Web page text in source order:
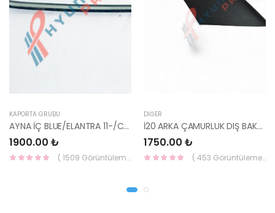
KAPORTA GRUBU
AYNA İÇ BLUE/ELANTRA 11-/CEED 10-/RİO 12-/SPORTAGE 11- 85101-3X100-HMC
1900.00 ₺
( 1509 Görüntüleme )
DIĞER
İ20 ARKA ÇAMURLUK DIŞ BAKALİTİ SOL 2015- ( PARLAK SİYAH ) 87360-C8000-YS
1750.00 ₺
( 453 Görüntüleme )